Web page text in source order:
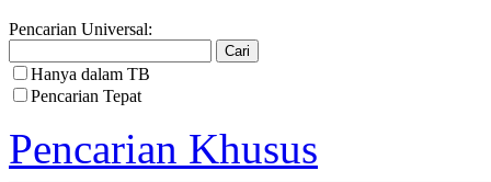
Pencarian Universal:
Hanya dalam TB
Pencarian Tepat
Pencarian Khusus